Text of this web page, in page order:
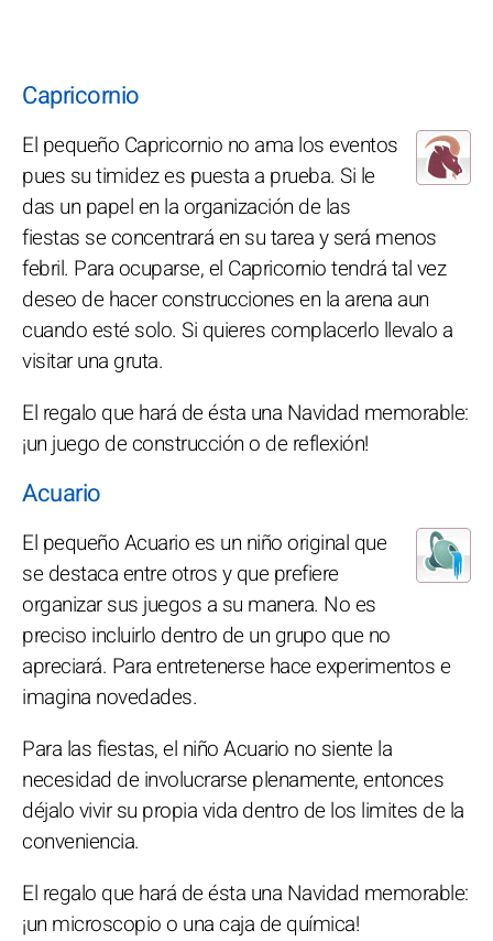
Capricornio
El pequeño Capricornio no ama los eventos
pues su timidez es puesta a prueba. Si le
das un papel en la organización de las
fiestas se concentrará en su tarea y será menos
febril. Para ocuparse, el Capricornio tendrá tal vez
deseo de hacer construcciones en la arena aun
cuando esté solo. Si quieres complacerlo llevalo a
visitar una gruta.
El regalo que hará de ésta una Navidad memorable:
¡un juego de construcción o de reflexión!
Acuario
El pequeño Acuario es un niño original que
se destaca entre otros y que prefiere
organizar sus juegos a su manera. No es
preciso incluirlo dentro de un grupo que no
apreciará. Para entretenerse hace experimentos e
imagina novedades.
Para las fiestas, el niño Acuario no siente la
necesidad de involucrarse plenamente, entonces
déjalo vivir su propia vida dentro de los limites de la
conveniencia.
El regalo que hará de ésta una Navidad memorable:
¡un microscopio o una caja de química!